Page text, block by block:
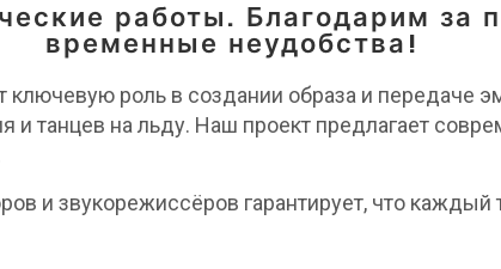
работы. Благодарим за
временные неудобства!
ключевую роль в создании образа и
и танцев на льду. Наш проект предлагает
и звукорежиссёров гарантирует, что